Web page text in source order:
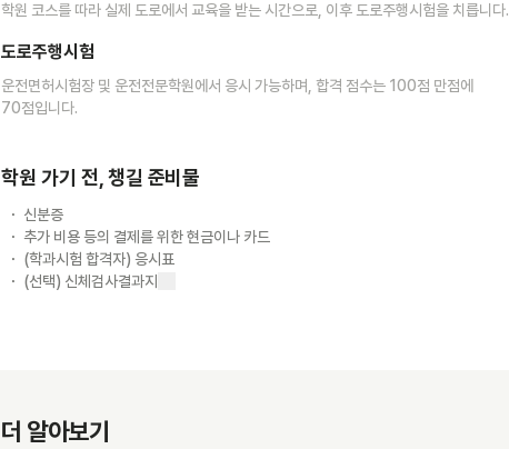
학원 코스를 따라 실제 도로에서 교육을 받는 시간으로, 이후 도로주행시험을 치릅니다.
도로주행시험
운전면허시험장 및 운전전문학원에서 응시 가능하며, 합격 점수는 100점 만점에
70점입니다.
학원 가기 전, 챙길 준비물
신분증
추가 비용 등의 결제를 위한 현금이나 카드
(학과시험 합격자) 응시표
(선택) 신체검사결과지
더 알아보기